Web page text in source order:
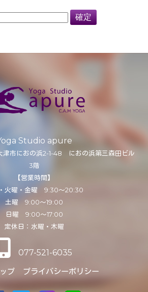
Studio apure
市におの浜2-1-48 におの浜第三森田ビル
3階
【営業時間】
火曜・金曜 9:30～20:30
土曜 9:00～19:00
日曜 9:00～17:00
定休日：水曜・木曜
077-521-6035
プ
プライバシーポリシー